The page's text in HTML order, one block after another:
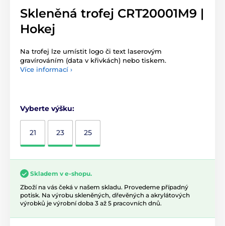
Skleněná trofej CRT20001M9 |
Hokej
Na trofej lze umístit logo či text laserovým
gravírováním (data v křivkách) nebo tiskem.
Více informací ›
Vyberte výšku:
21 23 25
Skladem v e-shopu.
Zboží na vás čeká v našem skladu. Provedeme případný
potisk. Na výrobu skleněných, dřevěných a akrylátových
výrobků je výrobní doba 3 až 5 pracovních dnů.